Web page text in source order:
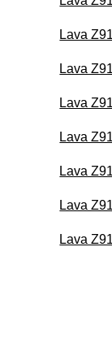
Lava
Lava
Lava
Lava
Lava
Lava
Lava